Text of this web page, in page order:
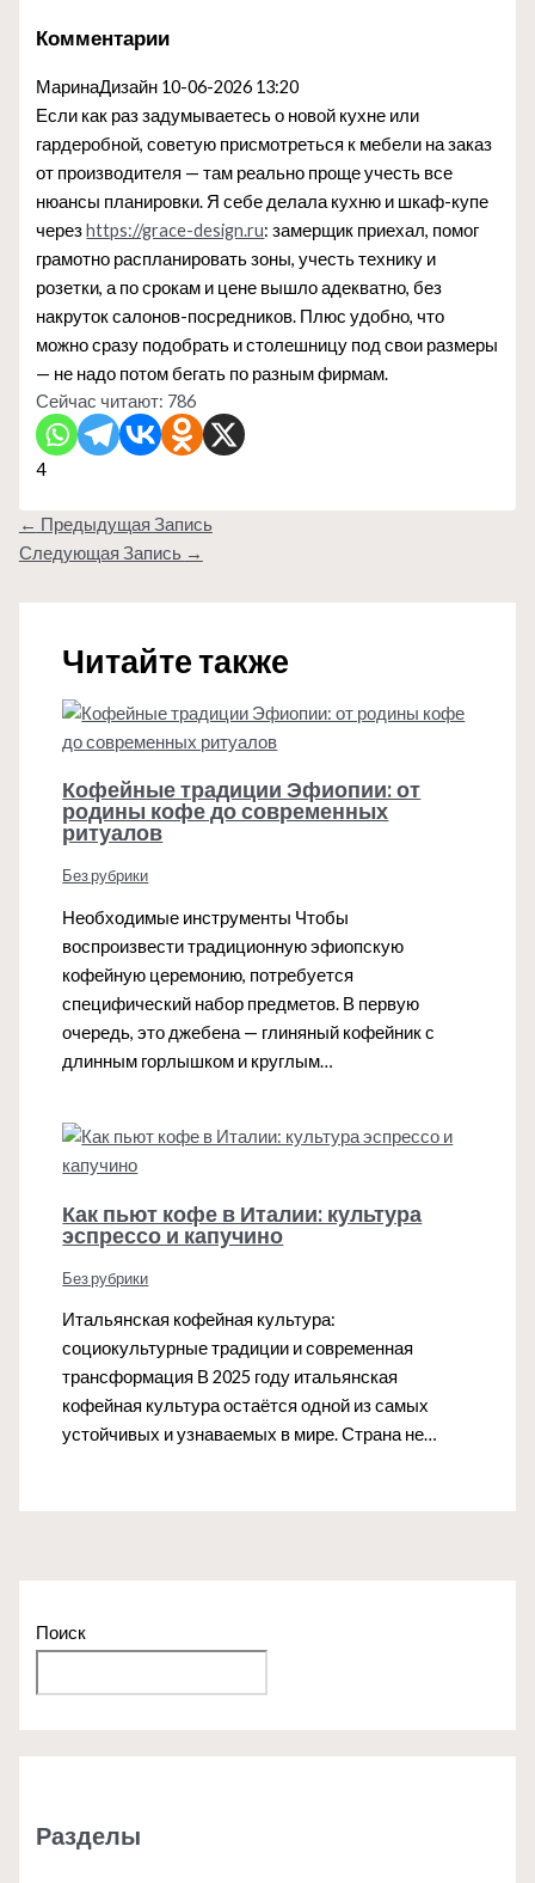
Комментарии
МаринаДизайн 10-06-2026 13:20
Если как раз задумываетесь о новой кухне или
гардеробной, советую присмотреться к мебели на заказ
от производителя — там реально проще учесть все
нюансы планировки. Я себе делала кухню и шкаф-купе
черезhttps://grace-design.ru: замерщик приехал, помог
грамотно распланировать зоны, учесть технику и
розетки, а по срокам и цене вышло адекватно, без
накруток салонов-посредников. Плюс удобно, что
можно сразу подобрать и столешницу под свои размеры
— не надо потом бегать по разным фирмам.
Сейчас читают: 786
4
← Предыдущая Запись
Следующая Запись →
Читайте также
Кофейные традиции Эфиопии: от
родины кофе до современных
ритуалов
Без рубрики
Необходимые инструменты Чтобы
воспроизвести традиционную эфиопскую
кофейную церемонию, потребуется
специфический набор предметов. В первую
очередь, это джебена — глиняный кофейник с
длинным горлышком и круглым…
Как пьют кофе в Италии: культура
эспрессо и капучино
Без рубрики
Итальянская кофейная культура:
социокультурные традиции и современная
трансформация В 2025 году итальянская
кофейная культура остаётся одной из самых
устойчивых и узнаваемых в мире. Страна не…
Поиск
Разделы